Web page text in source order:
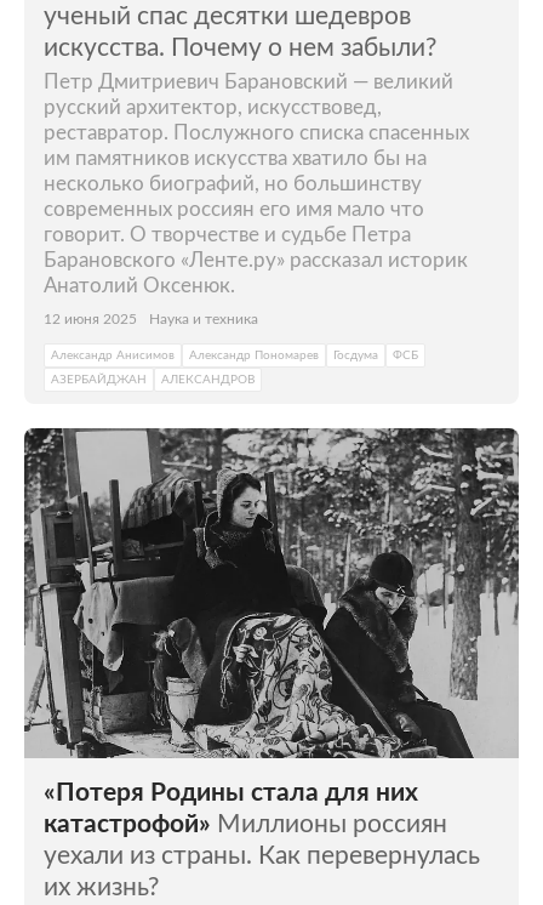
ученый спас десятки шедевров
искусства. Почему о нем забыли?
Петр Дмитриевич Барановский — великий
русский архитектор, искусствовед,
реставратор. Послужного списка спасенных
им памятников искусства хватило бы на
несколько биографий, но большинству
современных россиян его имя мало что
говорит. О творчестве и судьбе Петра
Барановского «Ленте.ру» рассказал историк
Анатолий Оксенюк.
12 июня 2025 Наука и техника
Александр Анисимов Александр Пономарев Госдума
ФСБ
АЗЕРБАЙДЖАН
АЛЕКСАНДРОВ
«Потеря Родины стала для них
катастрофой» Миллионы россиян
уехали из страны. Как перевернулась
их жизнь?